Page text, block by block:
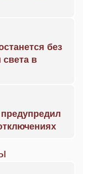
без
в